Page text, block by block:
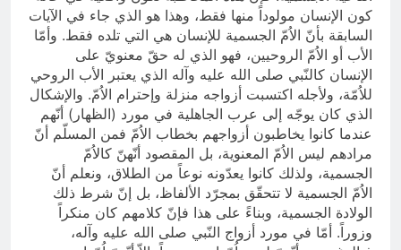
كون الإنسان مولوداً منها فقط، وهذا هو الذي جاء في الآيات
السابقة بأنّ الاُمّ الجسمية للإنسان هي التي تلده فقط. وأمّا
الأب أو الاُمّ الروحيين، فهو الذي له حقّ معنويّ على
الإنسان كالنّبي صلى الله عليه وآله الذي يعتبر الأب الروحي
للاُمّة، ولأجله اكتسبت أزواجه منزلة وإحترام الاُمّ. والإشكال
الذي كان يوجّه إلى عرب الجاهلية في مورد (الظهار) أنّهم
عندما كانوا يخاطبون أزواجهم بخطاب الاُمّ فمن المسلّم أنّ
مرادهم ليس الاُمّ المعنوية، بل المقصود أنّهنّ كالاُمّ
الجسمية، ولذلك كانوا يعدّونه نوعاً من الطلاق، ونعلم أنّ
الاُمّ الجسمية لا تتحقّق بمجرّد الألفاظ، بل إنّ شرط ذلك
الولادة الجسمية، وبناءً على هذا فإنّ كلامهم كان منكراً
وزوراً. أمّا في مورد أزواج النّبي صلى الله عليه وآله،